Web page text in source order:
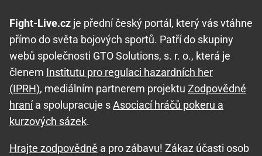
Fight-Live.cz je přední český portál, který vás vtáhne
přímo do světa bojových sportů. Patří do skupiny
webů společnosti GTO Solutions, s. r. o., která je
členem Institutu pro regulaci hazardních her
(IPRH), mediálním partnerem projektu Zodpovědné
hranía spolupracuje sAsociací hráčů pokeru a
kurzových sázek.
Hrajte zodpovědně a pro zábavu! Zákaz účasti osob